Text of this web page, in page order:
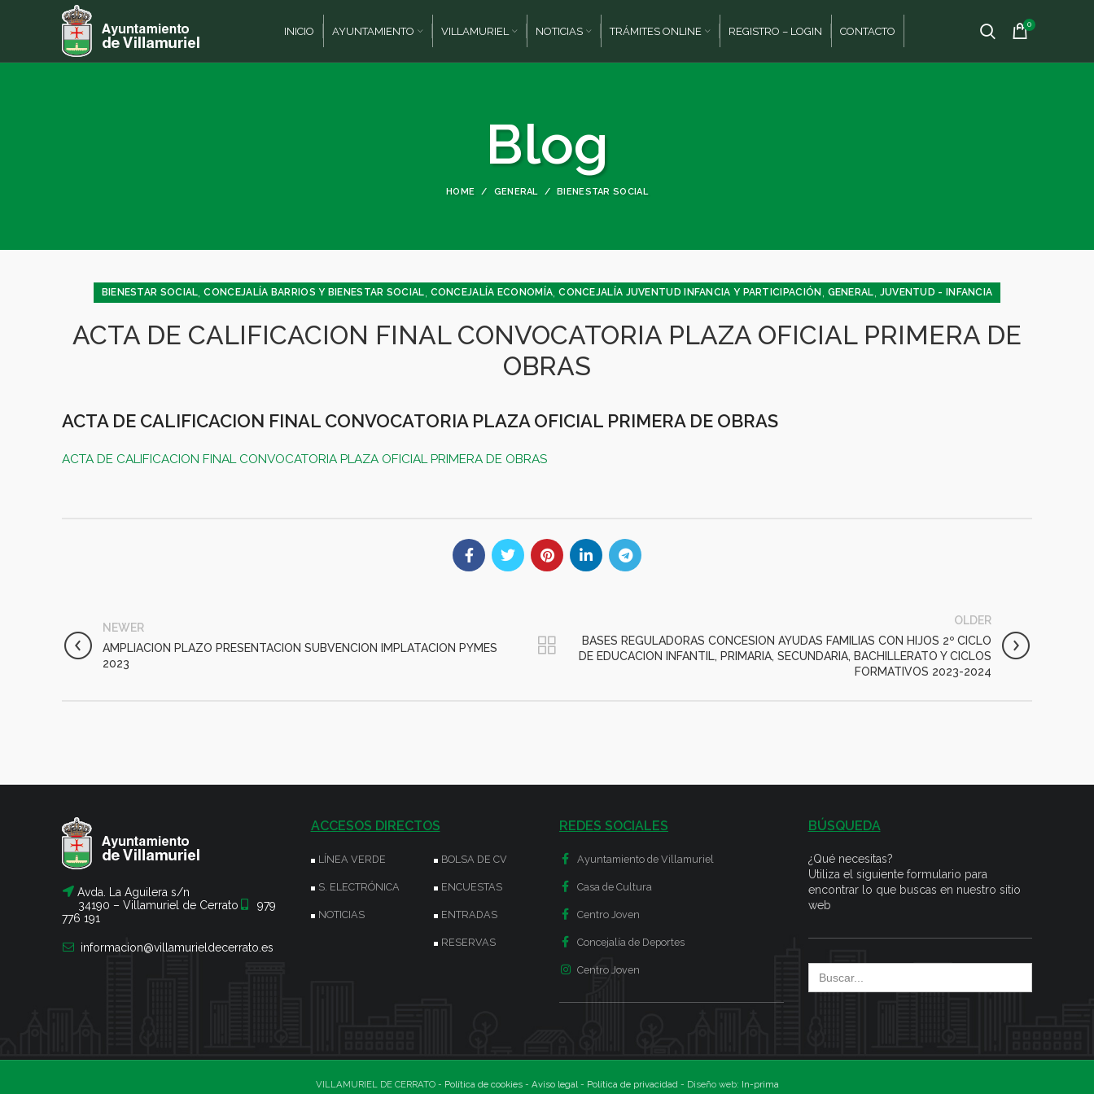
INICIO AYUNTAMIENTO VILLAMURIEL NOTICIAS TRÁMITES ONLINE REGISTRO – LOGIN CONTACTO
0
Blog
HOME GENERAL BIENESTAR SOCIAL
BIENESTAR SOCIAL ,CONCEJALÍA BARRIOS Y BIENESTAR SOCIAL CONCEJALÍA ECONOMÍA ,CONCEJALÍA JUVENTUD INFANCIA Y PARTICIPACIÓN GENERAL JUVENTUD - INFANCIA
ACTA DE CALIFICACION FINAL CONVOCATORIA PLAZA OFICIAL PRIMERA DE
OBRAS
ACTA DE CALIFICACION FINAL CONVOCATORIA PLAZA OFICIAL PRIMERA DE OBRAS
ACTA DE CALIFICACION FINAL CONVOCATORIA PLAZA OFICIAL PRIMERA DE OBRAS
NEWER
AMPLIACION PLAZO PRESENTACION SUBVENCION IMPLATACION PYMES
2023
OLDER
BASES REGULADORAS CONCESION AYUDAS FAMILIAS CON HIJOS 2º CICLO
DE EDUCACION INFANTIL, PRIMARIA, SECUNDARIA, BACHILLERATO Y CICLOS
FORMATIVOS 2023-2024
Avda. La Aguilera s/n
34190 – Villamuriel de Cerrato
979
776 191
informacion@villamurieldecerrato.es
ACCESOS DIRECTOS
LÍNEA VERDE
S. ELECTRÓNICA
NOTICIAS
BOLSA DE CV
ENCUESTAS
ENTRADAS
RESERVAS
REDES SOCIALES
Ayuntamiento de Villamuriel
Casa de Cultura
Centro Joven
Concejalía de Deportes
Centro Joven
BÚSQUEDA
¿Qué necesitas?
Utiliza el siguiente formulario para
encontrar lo que buscas en nuestro sitio
web
Search
for:
VILLAMURIEL DE CERRATO - Política de cookies- Aviso legal - Política de privacidad - Diseño web: In-prima